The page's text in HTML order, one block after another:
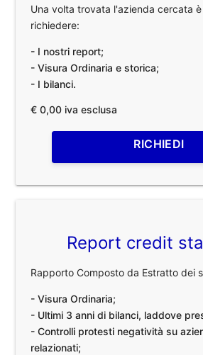
Una volta trovata l'azienda cercata
richiedere:
- I nostri report;
- Visura Ordinaria e storica;
- I bilanci.
€ 0,00 iva esclusa
RICHIEDI
Report credit
Rapporto Composto da Estratto dei
- Visura Ordinaria;
- Ultimi 3 anni di bilanci, laddove
- Controlli protesti negatività su
relazionati;